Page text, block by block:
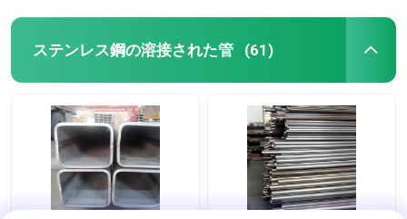
ステンレス鋼の溶接された管 (61)